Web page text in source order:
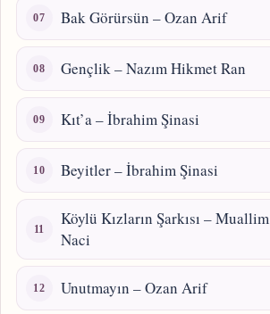
Bak Görürsün – Ozan Arif
Gençlik – Nazım Hikmet Ran
Kıt’a – İbrahim Şinasi
Beyitler – İbrahim Şinasi
Köylü Kızların Şarkısı – Muallim
Naci
Unutmayın – Ozan Arif